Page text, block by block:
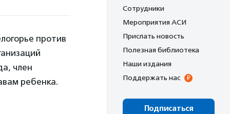
против
член
ребенка.
Сотрудники
Мероприятия АСИ
Прислать новость
Полезная библиотека
Наши издания
Поддержать нас
Подписаться